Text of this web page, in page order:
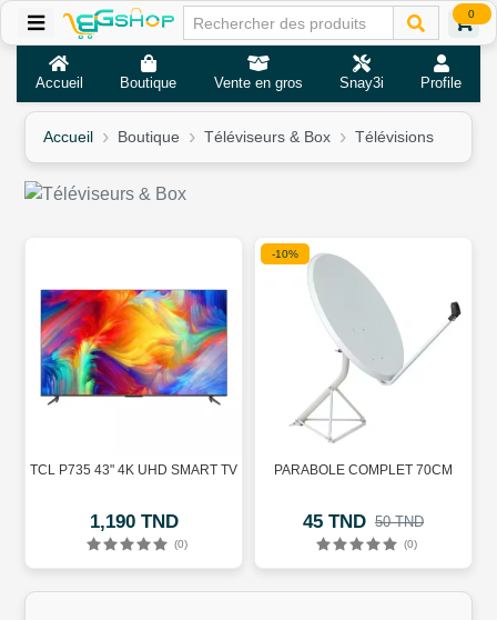
0
Accueil Boutique Vente en gros Snay3i Profile
Accueil Boutique Téléviseurs & Box Télévisions
TCL P735 43" 4K UHD SMART TV
1,190 TND
(0)
-10%
PARABOLE COMPLET 70CM
45 TND 50 TND
(0)